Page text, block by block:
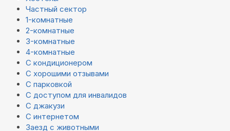
Частный сектор
1-комнатные
2-комнатные
3-комнатные
4-комнатные
С кондиционером
С хорошими отзывами
С парковкой
С доступом для инвалидов
С джакузи
С интернетом
Заезд с животными